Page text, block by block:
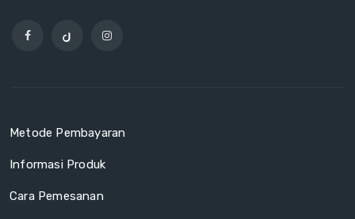
Metode Pembayaran
Informasi Produk
Cara Pemesanan